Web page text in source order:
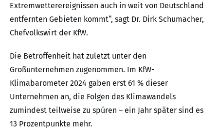
Extremwetterereignissen auch in weit von Deutschland
entfernten Gebieten kommt“, sagt Dr. Dirk Schumacher,
Chefvolkswirt der KfW.
Die Betroffenheit hat zuletzt unter den
Großunternehmen zugenommen. Im KfW-
Klimabarometer 2024 gaben erst 61 % dieser
Unternehmen an, die Folgen des Klimawandels
zumindest teilweise zu spüren – ein Jahr später sind es
13 Prozentpunkte mehr.